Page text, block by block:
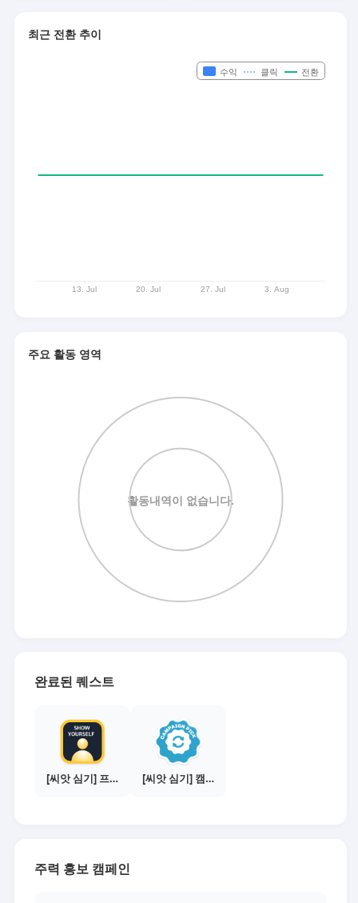
최근 전환 추이
주요 활동 영역
완료된 퀘스트
[씨앗 심기] 프로필 사진 등록하기 [씨앗 심기] 캠페인 선택하기 - PICK 1개
주력 홍보 캠페인